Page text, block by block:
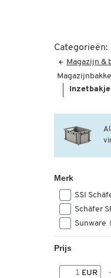
Categorieën:
Magazijn &
Merk
SSI
Schäfer
Sunware
Prijs
EUR -